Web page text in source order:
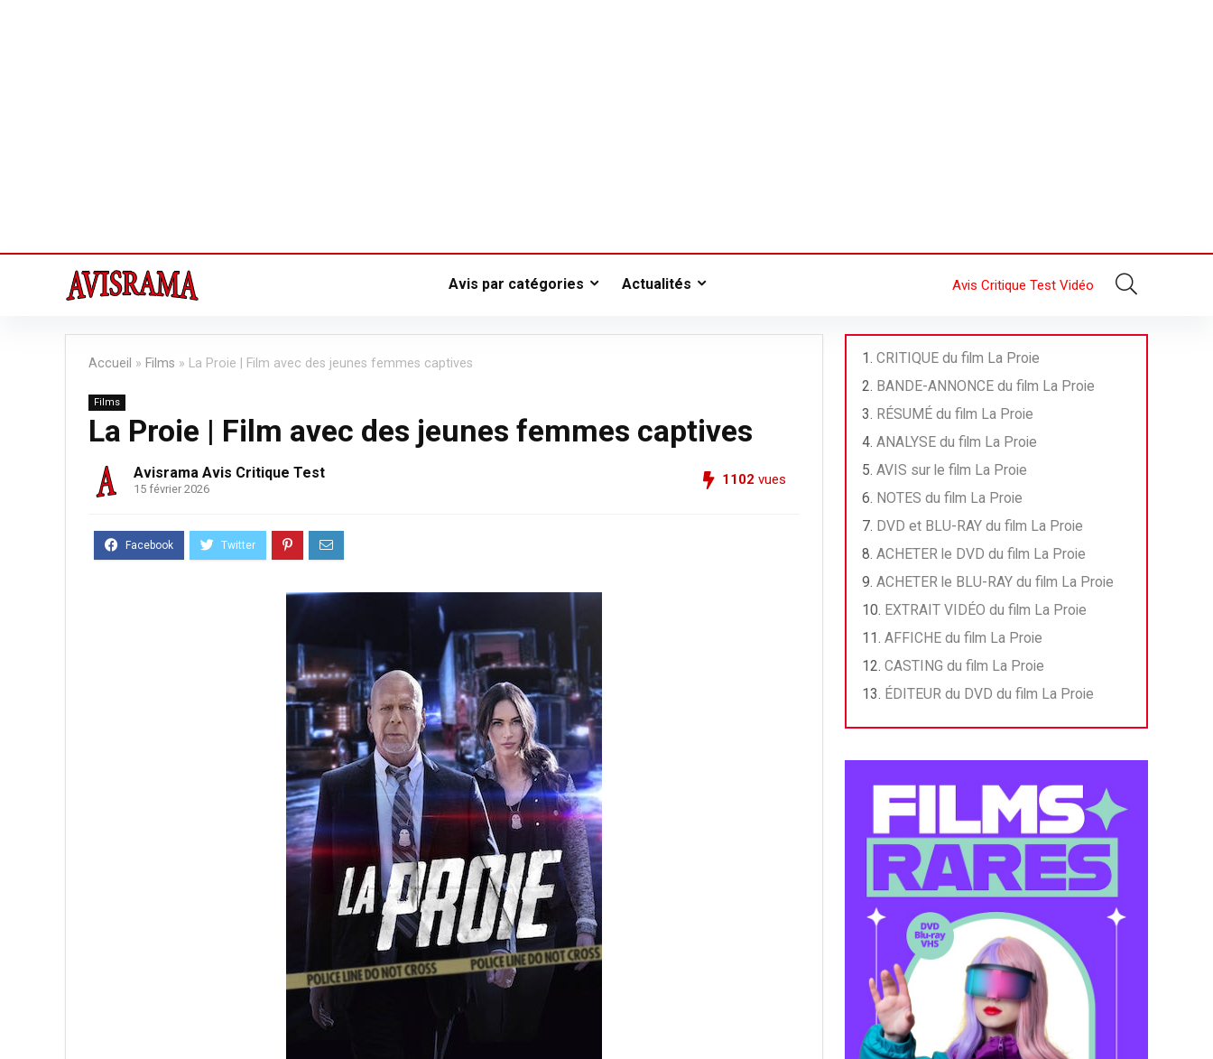
Avis par catégories Actualités Avis Critique Test Vidéo
Accueil » Films » La Proie | Film avec des jeunes femmes captives
Films
La Proie | Film avec des jeunes femmes captives
Avisrama Avis Critique Test
15 février 2026
1102 vues
CRITIQUE du film La Proie
BANDE-ANNONCE du film La Proie
RÉSUMÉ du film La Proie
ANALYSE du film La Proie
AVIS sur le film La Proie
NOTES du film La Proie
DVD et BLU-RAY du film La Proie
ACHETER le DVD du film La Proie
ACHETER le BLU-RAY du film La Proie
EXTRAIT VIDÉO du film La Proie
AFFICHE du film La Proie
CASTING du film La Proie
ÉDITEUR du DVD du film La Proie